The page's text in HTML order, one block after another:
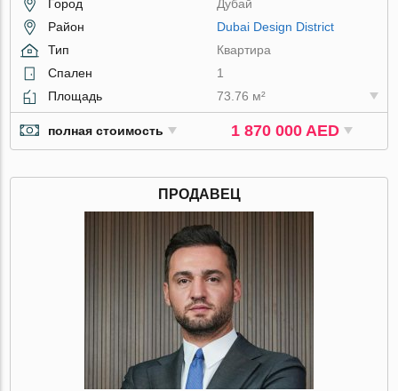
Город
Дубай
Район
Dubai Design District
Тип
Квартира
Спален
1
Площадь
73.76 м²
полная стоимость 1 870 000 AED
ПРОДАВЕЦ